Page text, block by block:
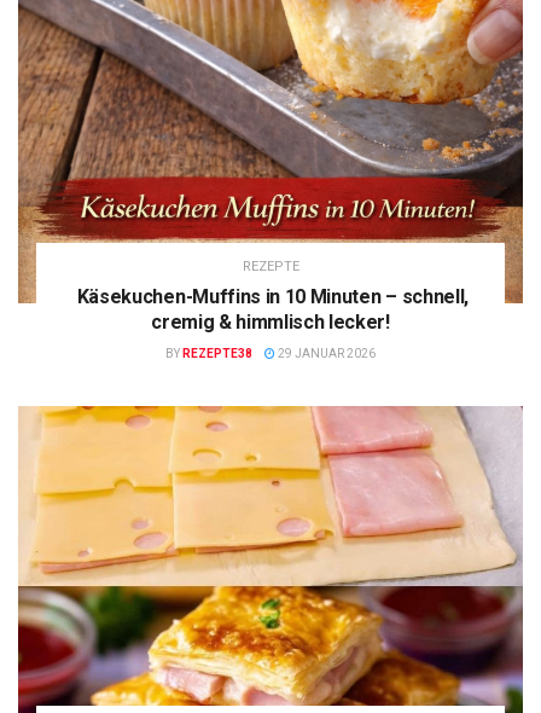
REZEPTE
Käsekuchen-Muffins in 10 Minuten – schnell,
cremig & himmlisch lecker!
BY REZEPTE38 29 JANUAR 2026